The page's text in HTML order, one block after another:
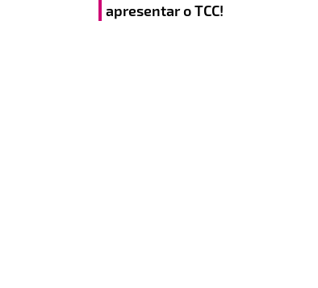
apresentar o TCC!